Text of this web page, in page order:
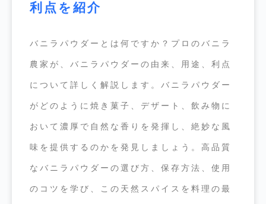
利点を紹介
バニラパウダーとは何ですか？プロのバニラ
農家が、バニラパウダーの由来、用途、利点
について詳しく解説します。バニラパウダー
がどのように焼き菓子、デザート、飲み物に
おいて濃厚で自然な香りを発揮し、絶妙な風
味を提供するのかを発見しましょう。高品質
なバニラパウダーの選び方、保存方法、使用
のコツを学び、この天然スパイスを料理の最